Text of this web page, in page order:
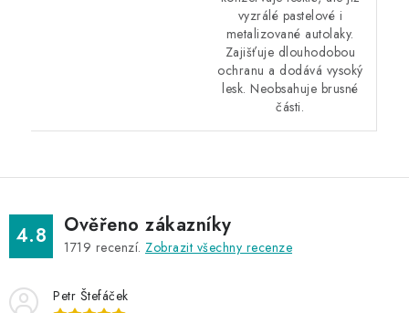
vyzrálé pastelové i
metalizované autolaky.
Zajišťuje dlouhodobou
ochranu a dodává vysoký
lesk. Neobsahuje brusné
části.
4.8 Ověřeno zákazníky
1719 recenzí. Zobrazit všechny recenze
Petr Štefáček